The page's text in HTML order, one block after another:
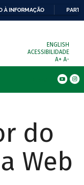
À INFORMAÇÃO
ENGLISH
ACESSIBILIDADE
A+ A-
do
Web